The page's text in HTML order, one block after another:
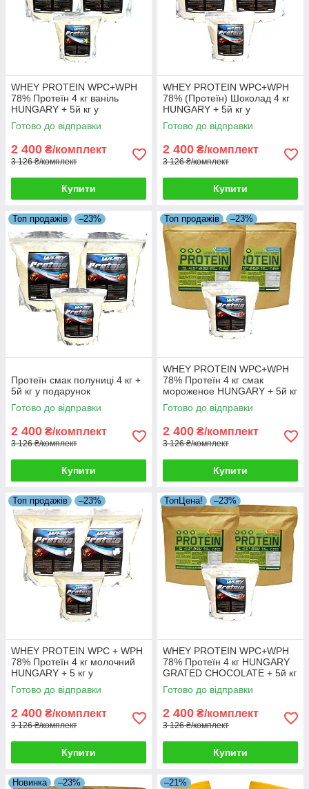
WHEY PROTEIN WPC+WPH
78% Протеїн 4 кг ваніль
HUNGARY + 5й кг у
Подарунок!
Готово до відправки
2 400 ₴/комплект
3 126 ₴/комплект
Купити
WHEY PROTEIN WPC+WPH
78% (Протеїн) Шоколад 4 кг
HUNGARY + 5й кг у
Подарунок!
Готово до відправки
2 400 ₴/комплект
3 126 ₴/комплект
Купити
Топ продажів –23%
Протеїн смак полуниці 4 кг +
5й кг у подарунок
Готово до відправки
2 400 ₴/комплект
3 126 ₴/комплект
Купити
Топ продажів –23%
WHEY PROTEIN WPC+WPH
78% Протеїн 4 кг смак
мороженое HUNGARY + 5й кг
Протеїну в Подарунок!
Готово до відправки
2 400 ₴/комплект
3 126 ₴/комплект
Купити
Топ продажів –23%
WHEY PROTEIN WPC + WPH
78% Протеїн 4 кг молочний
HUNGARY + 5 кг у
Подарунок!
Готово до відправки
2 400 ₴/комплект
3 126 ₴/комплект
Купити
ТопЦена! –23%
WHEY PROTEIN WPC+WPH
78% Протеїн 4 кг HUNGARY
GRATED CHOCOLATE + 5й кг
у Подарунок!
Готово до відправки
2 400 ₴/комплект
3 126 ₴/комплект
Купити
Новинка –23% –21%